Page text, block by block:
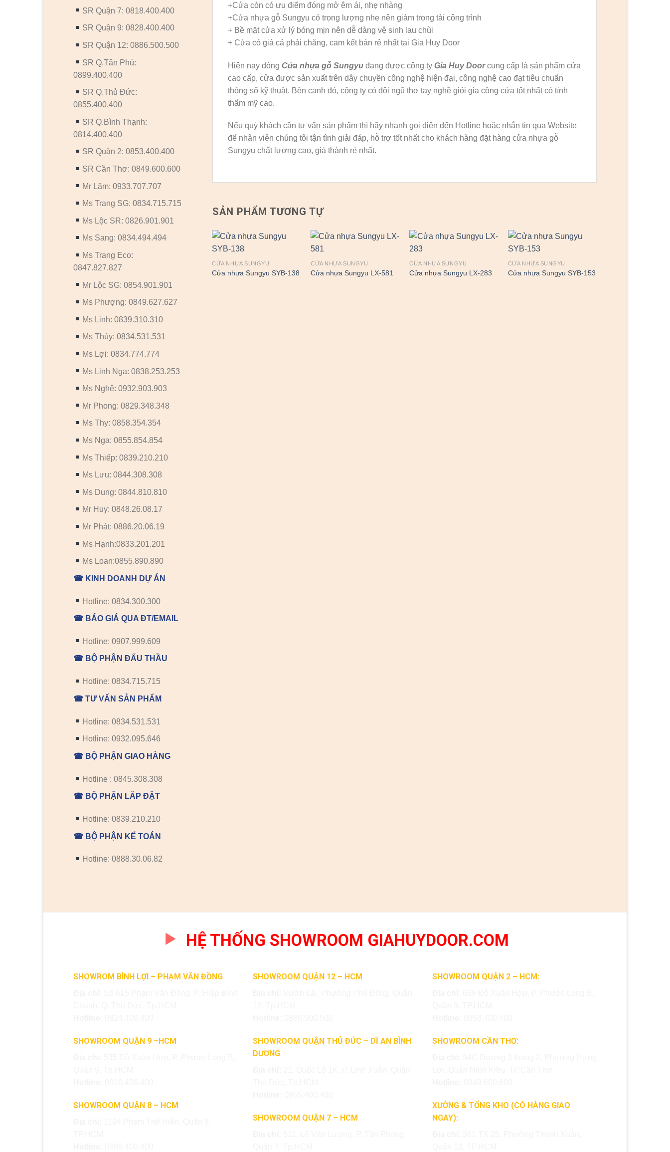
SR Quận 7: 0818.400.400
SR Quận 9: 0828.400.400
SR Quận 12: 0886.500.500
SR Q.Tân Phú:
0899.400.400
SR Q.Thủ Đức:
0855.400.400
SR Q.Bình Thạnh:
0814.400.400
SR Quận 2: 0853.400.400
SR Cần Thơ: 0849.600.600
Mr Lãm: 0933.707.707
Ms Trang SG: 0834.715.715
Ms Lộc SR: 0826.901.901
Ms Sang: 0834.494.494
Ms Trang Eco:
0847.827.827
Mr Lộc SG: 0854.901.901
Ms Phượng: 0849.627.627
Ms Linh: 0839.310.310
Ms Thúy: 0834.531.531
Ms Lợi: 0834.774.774
Ms Linh Nga: 0838.253.253
Ms Nghệ: 0932.903.903
Mr Phong: 0829.348.348
Ms Thy: 0858.354.354
Ms Nga: 0855.854.854
Ms Thiếp: 0839.210.210
Ms Lưu: 0844.308.308
Ms Dung: 0844.810.810
Mr Huy: 0848.26.08.17
Mr Phát: 0886.20.06.19
Ms Hạnh:0833.201.201
Ms Loan:0855.890.890
☎ KINH DOANH DỰ ÁN
Hotline: 0834.300.300
☎ BÁO GIÁ QUA ĐT/EMAIL
Hotline: 0907.999.609
☎ BỘ PHẬN ĐẤU THẦU
Hotline: 0834.715.715
☎ TƯ VẤN SẢN PHẨM
Hotline: 0834.531.531
Hotline: 0932.095.646
☎ BỘ PHẬN GIAO HÀNG
Hotline : 0845.308.308
☎ BỘ PHẬN LẮP ĐẶT
Hotline: 0839.210.210
☎ BỘ PHẬN KẾ TOÁN
Hotline: 0888.30.06.82
+Cửa còn có ưu điểm đóng mở êm ái, nhẹ nhàng
+Cửa nhựa gỗ Sungyu có trọng lượng nhẹ nên giảm trọng tải công trình
+ Bề mặt cửa xử lý bóng mịn nên dễ dàng vệ sinh lau chùi
+ Cửa có giá cả phải chăng, cam kết bán rẻ nhất tại Gia Huy Door
Hiện nay dòng Cửa nhựa gỗ Sungyuđang được công ty Gia Huy Doorcung cấp là sản phẩm cửa
cao cấp, cửa được sản xuất trên dây chuyền công nghệ hiện đại, công nghệ cao đạt tiêu chuẩn
thông số kỹ thuật. Bên cạnh đó, công ty có đội ngũ thợ tay nghề giỏi gia công cửa tốt nhất có tính
thẩm mỹ cao.
Nếu quý khách cần tư vấn sản phẩm thì hãy nhanh gọi điện đến Hotline hoặc nhắn tin qua Website
để nhân viên chúng tôi tận tình giải đáp, hỗ trợ tốt nhất cho khách hàng đặt hàng cửa nhựa gỗ
Sungyu chất lượng cao, giá thành rẻ nhất.
SẢN PHẨM TƯƠNG TỰ
CỬA NHỰA SUNGYU
Cửa nhựa Sungyu SYB-138
CỬA NHỰA SUNGYU
Cửa nhựa Sungyu LX-581
CỬA NHỰA SUNGYU
Cửa nhựa Sungyu LX-283
CỬA NHỰA SUNGYU
Cửa nhựa Sungyu SYB-153
Cửa nhựa Sungyu SYB-227 Cửa nhựa Sungyu SYB-154
HỆ THỐNG SHOWROOM GIAHUYDOOR.COM
SHOWROM BÌNH LỢI – PHẠM VĂN ĐỒNG
SHOWROOM QUẬN 9 –HCM
SHOWROOM QUẬN 8 – HCM
SHOWROOM QUẬN 12 – HCM
SHOWROOM QUẬN THỦ ĐỨC – DĨ AN BÌNH
DƯƠNG
SHOWROOM QUẬN 7 – HCM
SHOWROOM QUẬN 2 – HCM:
SHOWROOM CẦN THƠ:
XƯỞNG & TỔNG KHO (CÓ HÀNG GIAO
NGAY):